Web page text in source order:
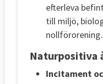
efterleva
till miljö,
nollförorening.
Naturpositiva
Incitament